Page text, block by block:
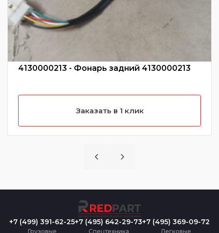
4130000213 - Фонарь задний 4130000213
Заказать в 1 клик
+7 (499) 391-62-25
Грузовые
+7 (495) 642-29-73
Спецтехника
+7 (495) 369-09-72
Легковые